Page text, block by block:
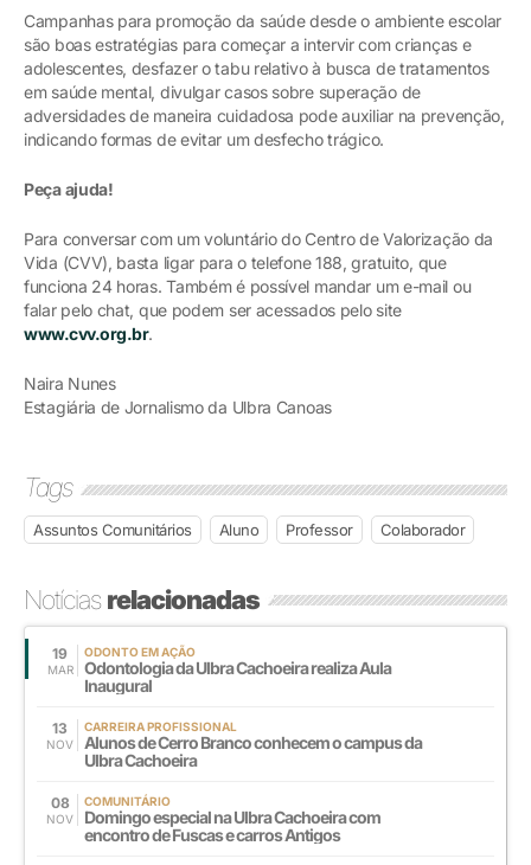
Campanhas para promoção da saúde desde o ambiente escolar
são boas estratégias para começar a intervir com crianças e
adolescentes, desfazer o tabu relativo à busca de tratamentos
em saúde mental, divulgar casos sobre superação de
adversidades de maneira cuidadosa pode auxiliar na prevenção,
indicando formas de evitar um desfecho trágico.
Peça ajuda!
Para conversar com um voluntário do Centro de Valorização da
Vida (CVV), basta ligar para o telefone 188, gratuito, que
funciona 24 horas. Também é possível mandar um e-mail ou
falar pelo chat, que podem ser acessados pelo site
www.cvv.org.br.
Naira Nunes
Estagiária de Jornalismo da Ulbra Canoas
Tags
Assuntos Comunitários Aluno Professor Colaborador
Notíciasrelacionadas
19
MAR
ODONTO EM AÇÃO
Odontologia da Ulbra Cachoeira realiza Aula
Inaugural
13
NOV
CARREIRA PROFISSIONAL
Alunos de Cerro Branco conhecem o campus da
Ulbra Cachoeira
08
NOV
COMUNITÁRIO
Domingo especial na Ulbra Cachoeira com
encontro de Fuscas e carros Antigos